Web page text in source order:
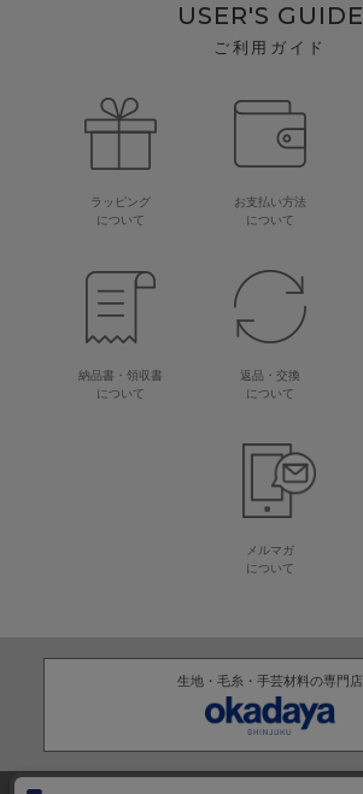
USER'S GUIDE
ご利用ガイド
ラッピング
について
お支払い方法
について
納品書・領収書
について
返品・交換
について
メルマガ
について
生地・毛糸・手芸材料の専門店